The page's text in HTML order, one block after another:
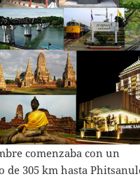
comenzaba con un
de 305 km hasta